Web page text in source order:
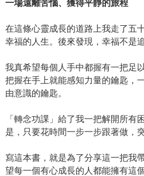
一場遠離苦惱、獲得平靜的旅程
在這條心靈成長的道路上我走了五
幸福的人生。後來發現，幸福不是
我真希望每個人手中都握有一把足
把握在手上就能感知力量的鑰匙，
由意識的鑰匙。
「轉念功課」給了我一把解開所有
是，只要花時間一步一步跟著做，
寫這本書，就是為了分享這一把我
望每一個有心成長的人都能擁有這